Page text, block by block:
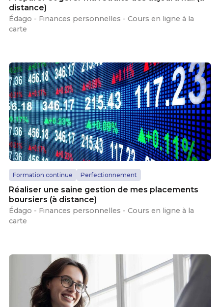
distance)
Édago - Finances personnelles - Cours en ligne à la
carte
Formation continue Perfectionnement
Réaliser une saine gestion de mes placements
boursiers (à distance)
Édago - Finances personnelles - Cours en ligne à la
carte